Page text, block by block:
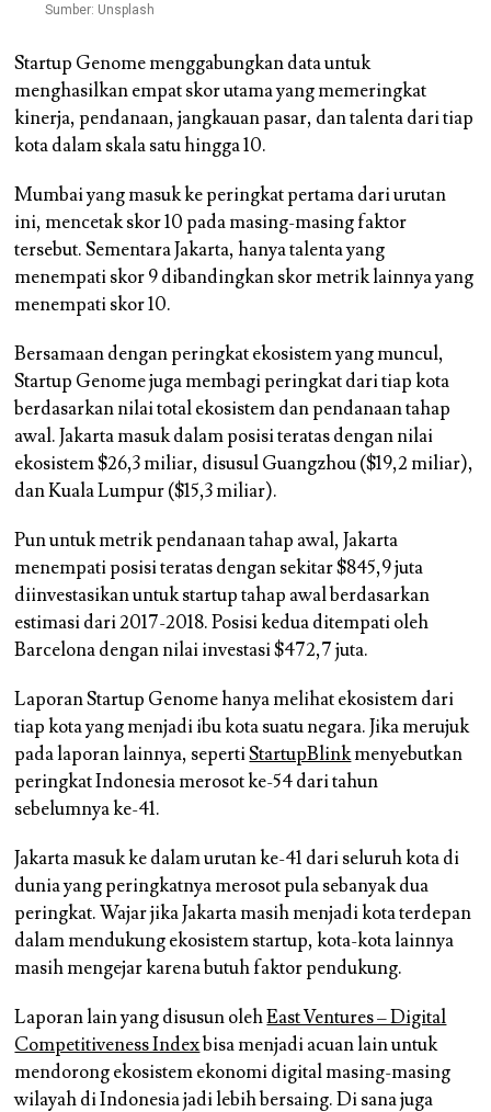
Sumber: Unsplash
Startup Genome menggabungkan data untuk
menghasilkan empat skor utama yang memeringkat
kinerja, pendanaan, jangkauan pasar, dan talenta dari tiap
kota dalam skala satu hingga 10.
Mumbai yang masuk ke peringkat pertama dari urutan
ini, mencetak skor 10 pada masing-masing faktor
tersebut. Sementara Jakarta, hanya talenta yang
menempati skor 9 dibandingkan skor metrik lainnya yang
menempati skor 10.
Bersamaan dengan peringkat ekosistem yang muncul,
Startup Genome juga membagi peringkat dari tiap kota
berdasarkan nilai total ekosistem dan pendanaan tahap
awal. Jakarta masuk dalam posisi teratas dengan nilai
ekosistem $26,3 miliar, disusul Guangzhou ($19,2 miliar),
dan Kuala Lumpur ($15,3 miliar).
Pun untuk metrik pendanaan tahap awal, Jakarta
menempati posisi teratas dengan sekitar $845,9 juta
diinvestasikan untuk startup tahap awal berdasarkan
estimasi dari 2017-2018. Posisi kedua ditempati oleh
Barcelona dengan nilai investasi $472,7 juta.
Laporan Startup Genome hanya melihat ekosistem dari
tiap kota yang menjadi ibu kota suatu negara. Jika merujuk
pada laporan lainnya, sepertiStartupBlinkmenyebutkan
peringkat Indonesia merosot ke-54 dari tahun
sebelumnya ke-41.
Jakarta masuk ke dalam urutan ke-41 dari seluruh kota di
dunia yang peringkatnya merosot pula sebanyak dua
peringkat. Wajar jika Jakarta masih menjadi kota terdepan
dalam mendukung ekosistem startup, kota-kota lainnya
masih mengejar karena butuh faktor pendukung.
Laporan lain yang disusun olehEast Ventures – Digital
Competitiveness Indexbisa menjadi acuan lain untuk
mendorong ekosistem ekonomi digital masing-masing
wilayah di Indonesia jadi lebih bersaing. Di sana juga